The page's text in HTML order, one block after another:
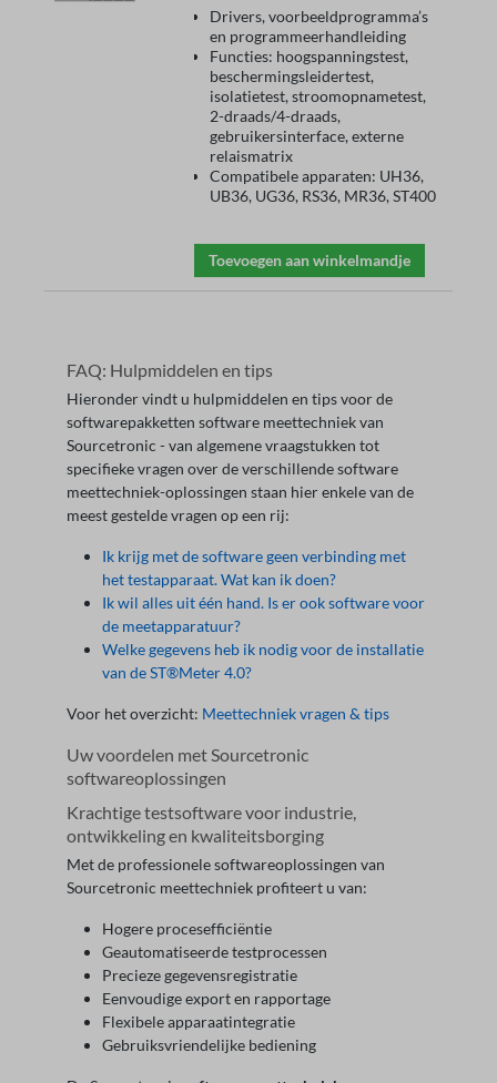
Drivers, voorbeeldprogramma’s
en programmeerhandleiding
Functies: hoogspanningstest,
beschermingsleidertest,
isolatietest, stroomopnametest,
2-draads/4-draads,
gebruikersinterface, externe
relaismatrix
Compatibele apparaten: UH36,
UB36, UG36, RS36, MR36, ST400
Toevoegen aan winkelmandje
FAQ: Hulpmiddelen en tips
Hieronder vindt u hulpmiddelen en tips voor de
softwarepakketten software meettechniek van
Sourcetronic - van algemene vraagstukken tot
specifieke vragen over de verschillende software
meettechniek-oplossingen staan hier enkele van de
meest gestelde vragen op een rij:
Ik krijg met de software geen verbinding met
het testapparaat. Wat kan ik doen?
Ik wil alles uit één hand. Is er ook software voor
de meetapparatuur?
Welke gegevens heb ik nodig voor de installatie
van de ST®Meter 4.0?
Voor het overzicht: Meettechniek vragen & tips
Uw voordelen met Sourcetronic
softwareoplossingen
Krachtige testsoftware voor industrie,
ontwikkeling en kwaliteitsborging
Met de professionele softwareoplossingen van
Sourcetronic meettechniek profiteert u van:
Hogere procesefficiëntie
Geautomatiseerde testprocessen
Precieze gegevensregistratie
Eenvoudige export en rapportage
Flexibele apparaatintegratie
Gebruiksvriendelijke bediening